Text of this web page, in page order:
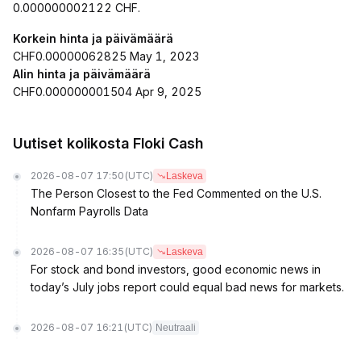
0.000000002122 CHF.
Korkein hinta ja päivämäärä
CHF0.00000062825 May 1, 2023
Alin hinta ja päivämäärä
CHF0.000000001504 Apr 9, 2025
Uutiset kolikosta Floki Cash
2026-08-07 17:50 (UTC) Laskeva
The Person Closest to the Fed Commented on the U.S.
Nonfarm Payrolls Data
2026-08-07 16:35 (UTC) Laskeva
For stock and bond investors, good economic news in
today’s July jobs report could equal bad news for markets.
2026-08-07 16:21 (UTC) Neutraali